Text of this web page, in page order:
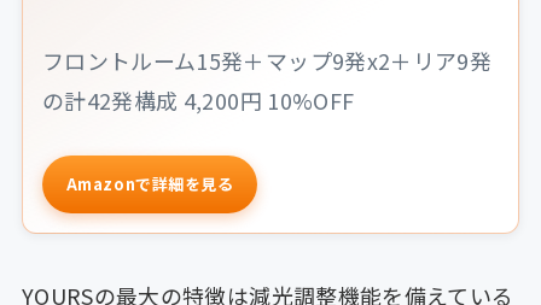
フロントルーム15発＋マップ9発x2＋リア9発
の計42発構成 4,200円 10%OFF
Amazonで詳細を見る
YOURSの最大の特徴は減光調整機能を備えている